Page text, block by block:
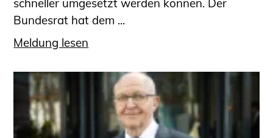
schneller umgesetzt werden können. Der
Bundesrat hat dem ...
Meldung lesen